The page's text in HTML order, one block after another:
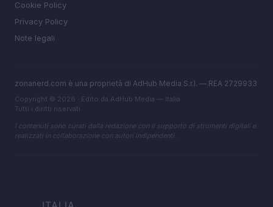
Cookie Policy
Privacy Policy
Note legali
zonanerd.com è una proprietà di AdHub Media S.r.l. — REA 2729933
Copyright © 2026 · Edito da AdHub Media — Italia
Tutti i diritti riservati
I contenuti sono curati dalla redazione con il supporto di strumenti digitali e
realizzati in collaborazione con autori indipendenti.